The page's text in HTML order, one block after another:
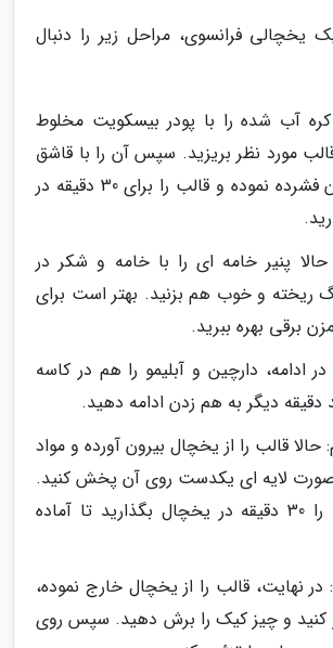
یخچالی فرانسوی، مراحل زیر را دنبال
آب شده را با پودر بیسکویت مخلوط
مورد نظر بریزید. سپس آن را با قاشق
یا ته استکان فشرده نموده و قالب را برای 30 دقیقه در
پنیر خامه ای را با خامه و شکر در
ریخته و خوب هم بزنید. بهتر است برای
برقی بهره ببرید.
ادامه، دارچین و آبلیمو را هم در کاسه
دقیقه دیگر به هم زدن ادامه دهید.
حالا قالب را از یخچال بیرون آورده و مواد
صورت لایه ای یکدست روی آن پخش کنید.
دوباره قالب را 30 دقیقه در یخچال بگذارید تا آماده
نهایت، قالب را از یخچال خارج نموده،
کنید و چیز کیک را برش دهید. سپس روی